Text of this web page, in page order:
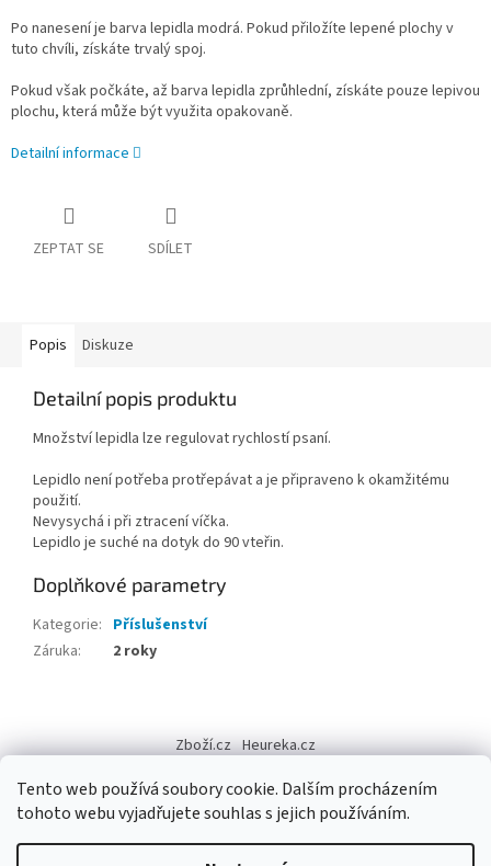
Tento web používá soubory cookie. Dalším procházením
tohoto webu vyjadřujete souhlas s jejich používáním.
Po nanesení je barva lepidla modrá. Pokud přiložíte lepené plochy v
tuto chvíli, získáte trvalý spoj.
Pokud však počkáte, až barva lepidla zprůhlední, získáte pouze lepivou
plochu, která může být využita opakovaně.
Detailní informace
ZEPTAT SE SDÍLET
Popis Diskuze
Detailní popis produktu
Množství lepidla lze regulovat rychlostí psaní.
Lepidlo není potřeba protřepávat a je připraveno k okamžitému
použití.
Nevysychá i při ztracení víčka.
Lepidlo je suché na dotyk do 90 vteřin.
Doplňkové parametry
Kategorie: Příslušenství
Záruka: 2 roky
p
Zboží.cz Heureka.cz